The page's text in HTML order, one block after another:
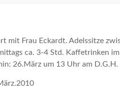
mit Frau Eckardt. Adelssitze
ca. 3-4 Std. Kaffetrinken
26.März um 13 Uhr am D.G.H.